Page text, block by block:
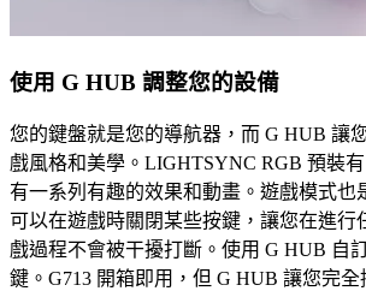
使用 G HUB 調整您的設備
您的鍵盤就是您的導航器，而 G HUB 讓
戲風格和美學。LIGHTSYNC RGB 預裝有
有一系列有趣的效果和動畫。遊戲模式也
可以在遊戲時關閉某些按鍵，讓您在進行
戲過程不會被干擾打斷。使用 G HUB 自
鍵。G713 開箱即用，但 G HUB 讓您完